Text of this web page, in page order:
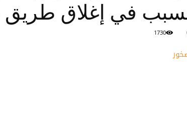
في إغلاق طريق
1730